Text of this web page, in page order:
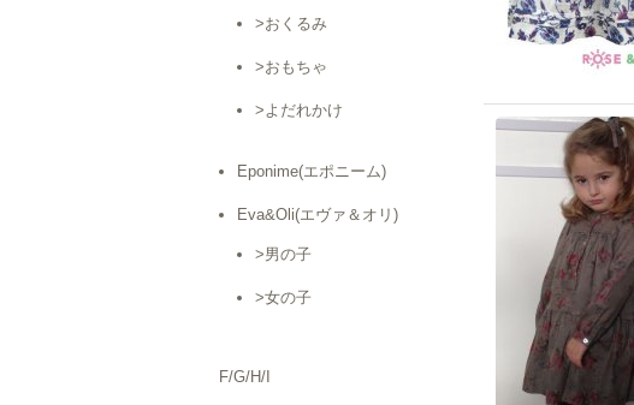
>おくるみ
>おもちゃ
>よだれかけ
Eponime(エポニーム)
Eva&Oli(エヴァ＆オリ)
>男の子
>女の子
F/G/H/I